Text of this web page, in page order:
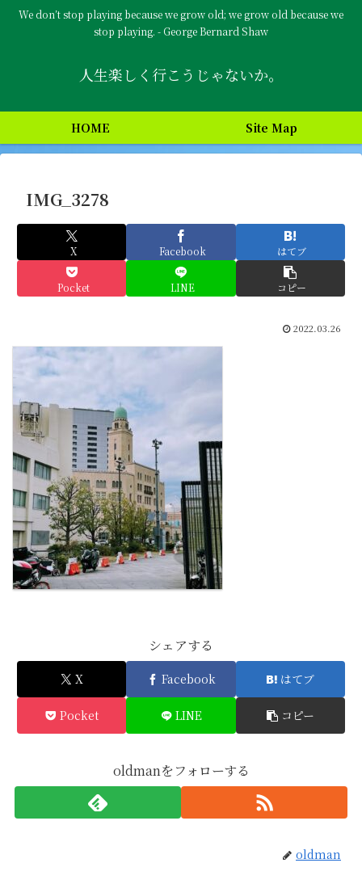
We don’t stop playing because we grow old; we grow old because we
stop playing. - George Bernard Shaw
人生楽しく行こうじゃないか。
HOME Site Map
IMG_3278
X Facebook はてブ
Pocket LINE コピー
2022.03.26
シェアする
X Facebook はてブ
Pocket LINE コピー
oldmanをフォローする
oldman